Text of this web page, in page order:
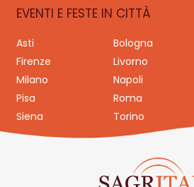
EVENTI E FESTE IN CITTÀ
Asti Bologna
Firenze
Livorno
Milano
Napoli
Pisa
Roma
Siena
Torino